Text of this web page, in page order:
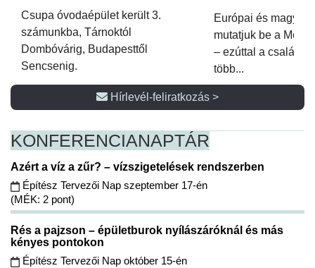
Csupa óvodaépület került 3.
számunkba, Tárnoktól
Dombóvárig, Budapesttől
Sencsenig.
Európai és magyar
mutatjuk be a
– ezúttal a családi
több...
Hírlevél-feliratkozás >
KONFERENCIANAPTÁR
Azért a víz a zűr? – vízszigetelések rendszerben
Építész Tervezői Nap szeptember 17-én
(MÉK: 2 pont)
Rés a pajzson – épületburok nyílászáróknál és más
kényes pontokon
Építész Tervezői Nap október 15-én